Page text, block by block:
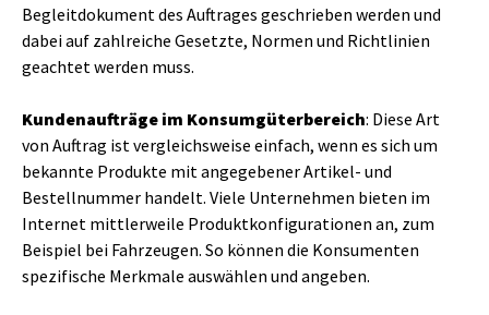
Begleitdokument des Auftrages geschrieben werden und
dabei auf zahlreiche Gesetzte, Normen und Richtlinien
geachtet werden muss.
Kundenaufträge im Konsumgüterbereich: Diese Art
von Auftrag ist vergleichsweise einfach, wenn es sich um
bekannte Produkte mit angegebener Artikel- und
Bestellnummer handelt. Viele Unternehmen bieten im
Internet mittlerweile Produktkonfigurationen an, zum
Beispiel bei Fahrzeugen. So können die Konsumenten
spezifische Merkmale auswählen und angeben.